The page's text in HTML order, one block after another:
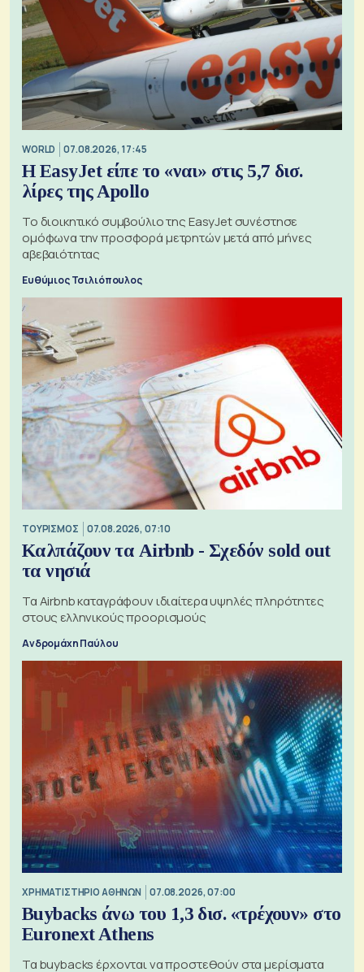
WORLD 07.08.2026, 17:45
Η EasyJet είπε το «ναι» στις 5,7 δισ.
λίρες της Apollo
Το διοικητικό συμβούλιο της EasyJet συνέστησε
ομόφωνα την προσφορά μετρητών μετά από μήνες
αβεβαιότητας
Ευθύμιος Τσιλιόπουλος
ΤΟΥΡΙΣΜΟΣ 07.08.2026, 07:10
Καλπάζουν τα Airbnb - Σχεδόν sold out
τα νησιά
Τα Airbnb καταγράφουν ιδιαίτερα υψηλές πληρότητες
στους ελληνικούς προορισμούς
Ανδρομάχη Παύλου
XΡΗΜΑΤΙΣΤΗΡΙΟ ΑΘΗΝΩΝ 07.08.2026, 07:00
Buybacks άνω του 1,3 δισ. «τρέχουν» στο
Euronext Athens
Τα buybacks έρχονται να προστεθούν στα μερίσματα